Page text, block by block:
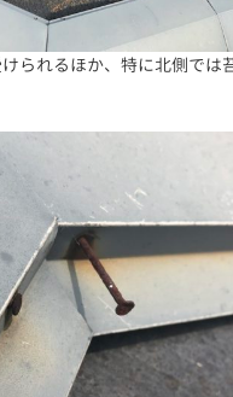
られるほか、特に北側では